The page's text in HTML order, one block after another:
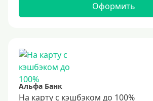
Оформить
Альфа Банк
На карту с кэшбэком до 100%